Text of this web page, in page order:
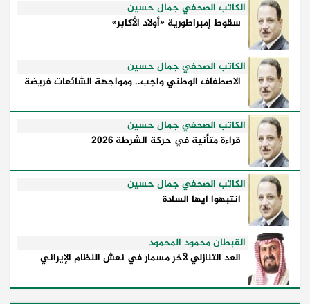
...
الكاتب الصحفي جمال حسين
سقوط إمبراطورية «أولاد الأكابر»
الكاتب الصحفي جمال حسين
الاصطفاف الوطني واجب.. ومواجهة الشائعات فريضة
الكاتب الصحفي جمال حسين
قراءة متأنية في حركة الشرطة 2026
الكاتب الصحفي جمال حسين
انتبهوا ايها السادة
القبطان محمود المحمود
العد التنازلي لآخر مسمار في نعش النظام الإيراني